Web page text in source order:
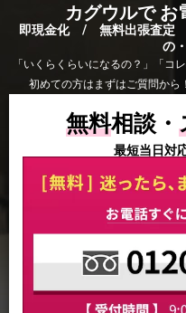
カグウルで お
即現金化 / 無料出張査
の
「いくらくらいになるの？」「コ
初めての方はまずはご質問から
無料相談・
最短当日対